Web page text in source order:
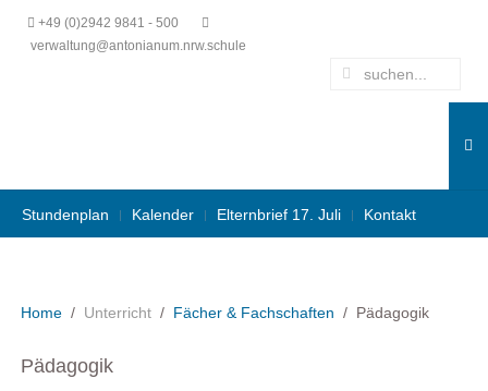
+49 (0)2942 9841 - 500
verwaltung@antonianum.nrw.schule
Stundenplan Kalender Elternbrief 17. Juli Kontakt
Home Unterricht Fächer & Fachschaften Pädagogik
Pädagogik